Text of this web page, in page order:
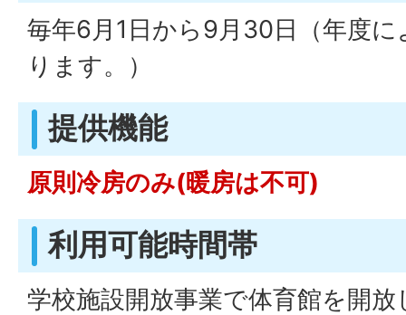
毎年6月1日から9月30日（年度
ります。）
提供機能
原則冷房のみ(暖房は不可)
利用可能時間帯
学校施設開放事業で体育館を開